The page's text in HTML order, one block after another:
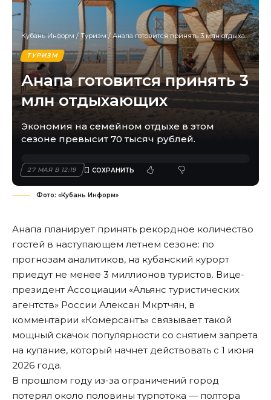
Кубань Информ/Туризм /Анапа готовится принять 3 млн отдыхающих
ТУРИЗМ
Анапа готовится принять 3
млн отдыхающих
Экономия на семейном отдыхе в этом
сезоне превысит 70 тысяч рублей.
27 МАЯ В 12:19
Фото: «Кубань Информ»
Анапа планирует принять рекордное количество
гостей в наступающем летнем сезоне: по
прогнозам аналитиков, на кубанский курорт
приедут не менее 3 миллионов туристов. Вице-
президент Ассоциации «Альянс туристических
агентств» России Алексан Мкртчян, в
комментарии «Комерсантъ» связываеттакой
мощный скачок популярности со снятием запрета
на купание, который начнет действовать с 1 июня
2026 года.
В прошлом году из-за ограничений город
потерял около половины турпотока — полтора